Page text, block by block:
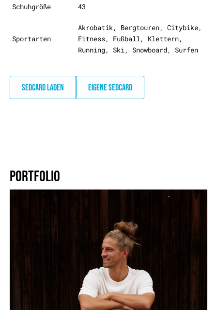
Schuhgröße 43
Sportarten
Akrobatik, Bergtouren, Citybike,
Fitness, Fußball, Klettern,
Running, Ski, Snowboard, Surfen
SEDCARD LADEN EIGENE SEDCARD
PORTFOLIO